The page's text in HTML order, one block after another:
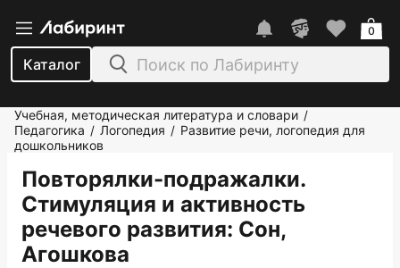
Каталог
0
Учебная, методическая литература и словари /
Педагогика / Логопедия / Развитие речи, логопедия для
дошкольников
Повторялки-подражалки.
Стимуляция и активность
речевого развития: Сон,
Агошкова